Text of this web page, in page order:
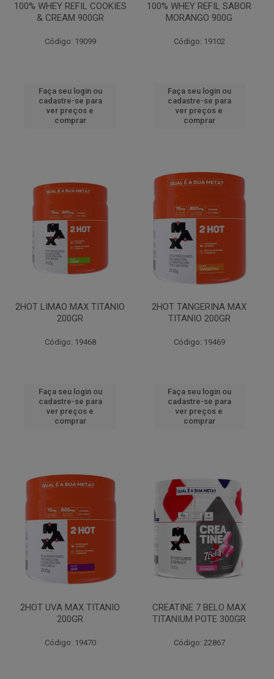
100% WHEY REFIL COOKIES
& CREAM 900GR
Código: 19099
Faça seu login ou
cadastre-se para
ver preços e
comprar
100% WHEY REFIL SABOR
MORANGO 900G
Código: 19102
Faça seu login ou
cadastre-se para
ver preços e
comprar
2HOT LIMAO MAX TITANIO
200GR
Código: 19468
Faça seu login ou
cadastre-se para
ver preços e
comprar
2HOT TANGERINA MAX
TITANIO 200GR
Código: 19469
Faça seu login ou
cadastre-se para
ver preços e
comprar
2HOT UVA MAX TITANIO
200GR
Código: 19470
CREATINE 7 BELO MAX
TITANIUM POTE 300GR
Código: 22867